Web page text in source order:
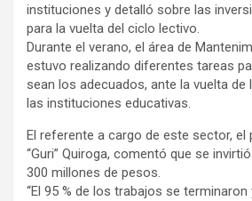
instituciones y detalló sobre las
para la vuelta del ciclo lectivo.
Durante el verano, el área de
estuvo realizando diferentes tareas
sean los adecuados, ante la vuelta de
las instituciones educativas.
El referente a cargo de este sector,
“Guri” Quiroga, comentó que se
300 millones de pesos.
“El 95 % de los trabajos se